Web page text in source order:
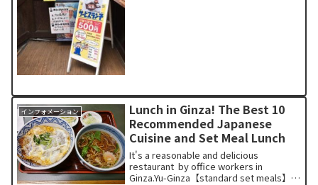
インフォメーション
Lunch in Ginza! The Best 10
Recommended Japanese
Cuisine and Set Meal Lunch
It's a reasonable and delicious
restaurant by office workers in
Ginza.Yu-Ginza【standard set meals】A